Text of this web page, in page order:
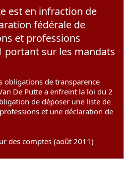
est en infraction de
fédérale de
et professions
portant sur les mandats
obligations de transparence
De Putte a enfreint la loi du 2
de déposer une liste de
et une déclaration de
des comptes (août 2011)